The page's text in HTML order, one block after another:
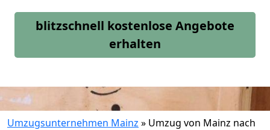
blitzschnell kostenlose Angebote
erhalten
Umzugsunternehmen Mainz » Umzug von Mainz nach